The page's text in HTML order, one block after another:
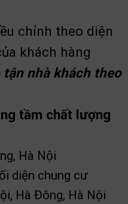
chỉnh theo diện
khách hàng
nhà khách theo
tầm chất lượng
Hà Nội
diện chung cư
Hà Đông, Hà Nội